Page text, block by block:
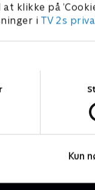
klikke på
i TV 2s
Kun